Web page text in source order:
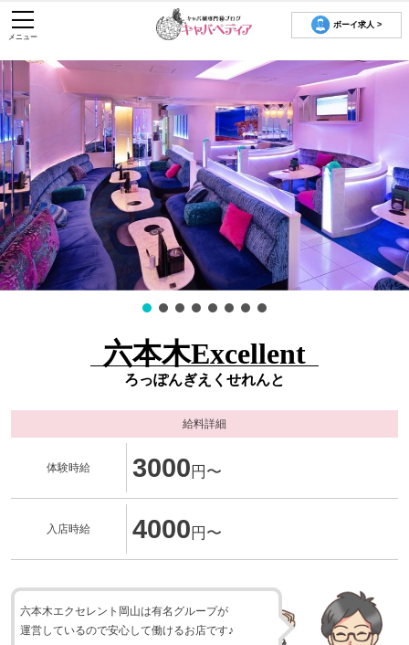
ボーイ求人 >
メニュー
六本木Excellent
ろっぽんぎえくせれんと
給料詳細
体験時給 3000 円〜
入店時給 4000 円〜
六本木エクセレント岡山は有名グループが
運営しているので安心して働けるお店です♪